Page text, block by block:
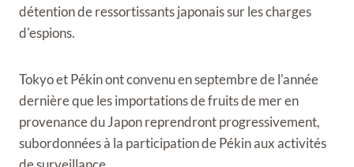
détention de ressortissants japonais sur les charges
d'espions.
Tokyo et Pékin ont convenu en septembre de l'année
dernière que les importations de fruits de mer en
provenance du Japon reprendront progressivement,
subordonnées à la participation de Pékin aux activités